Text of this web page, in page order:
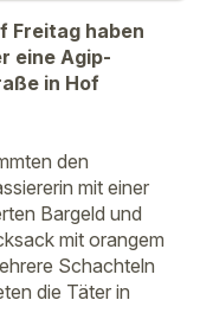
Freitag haben
eine Agip-
in Hof
den
mit einer
Bargeld und
mit orangem
Schachteln
die Täter in